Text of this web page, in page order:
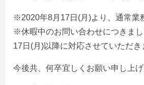
※2020年8月17日(月)より、通常業
※休暇中のお問い合わせにつきま
17日(月)以降に対応させていただき
今後共、何卒宜しくお願い申し上げ